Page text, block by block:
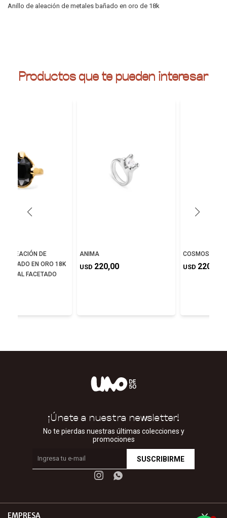
Anillo de aleación de metales bañado en oro de 18k
Productos que te pueden interesar
ALEACIÓN DE
BAÑADO EN ORO 18K
FACETADO
ANIMA
USD 220,00
COSMOS
USD 220,00
EMPRESA
¡Únete a nuestra newsletter!
No te pierdas nuestras últimas colecciones y
promociones
SUSCRIBIRME
 